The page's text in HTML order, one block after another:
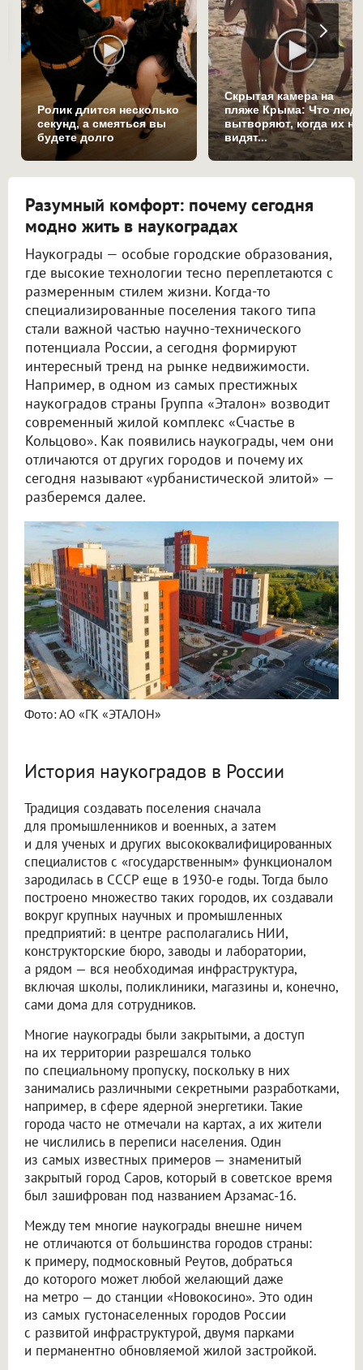
Ролик длится несколько
секунд, а смеяться вы
будете долго
Скрытая камера на
пляже Крыма: Что
вытворяют, когда их не
видят...
Разумный комфорт: почему сегодня
модно жить в наукоградах
Наукограды — особые городские образования,
где высокие технологии тесно переплетаются с
размеренным стилем жизни. Когда-то
специализированные поселения такого типа
стали важной частью научно-технического
потенциала России, а сегодня формируют
интересный тренд на рынке недвижимости.
Например, в одном из самых престижных
наукоградов страны Группа «Эталон» возводит
современный жилой комплекс «Счастье в
Кольцово». Как появились наукограды, чем они
отличаются от других городов и почему их
сегодня называют «урбанистической элитой» —
разберемся далее.
Фото: АО «ГК «ЭТАЛОН»
История наукоградов в России
Традиция создавать поселения сначала
для промышленников и военных, а затем
и для ученых и других высококвалифицированных
специалистов с «государственным» функционалом
зародилась в СССР еще в 1930-е годы. Тогда было
построено множество таких городов, их создавали
вокруг крупных научных и промышленных
предприятий: в центре располагались НИИ,
конструкторские бюро, заводы и лаборатории,
а рядом — вся необходимая инфраструктура,
включая школы, поликлиники, магазины и, конечно,
сами дома для сотрудников.
Многие наукограды были закрытыми, а доступ
на их территории разрешался только
по специальному пропуску, поскольку в них
занимались различными секретными разработками,
например, в сфере ядерной энергетики. Такие
города часто не отмечали на картах, а их жители
не числились в переписи населения. Один
из самых известных примеров — знаменитый
закрытый город Саров, который в советское время
был зашифрован под названием Арзамас-16.
Между тем многие наукограды внешне ничем
не отличаются от большинства городов страны:
к примеру, подмосковный Реутов, добраться
до которого может любой желающий даже
на метро — до станции «Новокосино». Это один
из самых густонаселенных городов России
с развитой инфраструктурой, двумя парками
и перманентно обновляемой жилой застройкой.